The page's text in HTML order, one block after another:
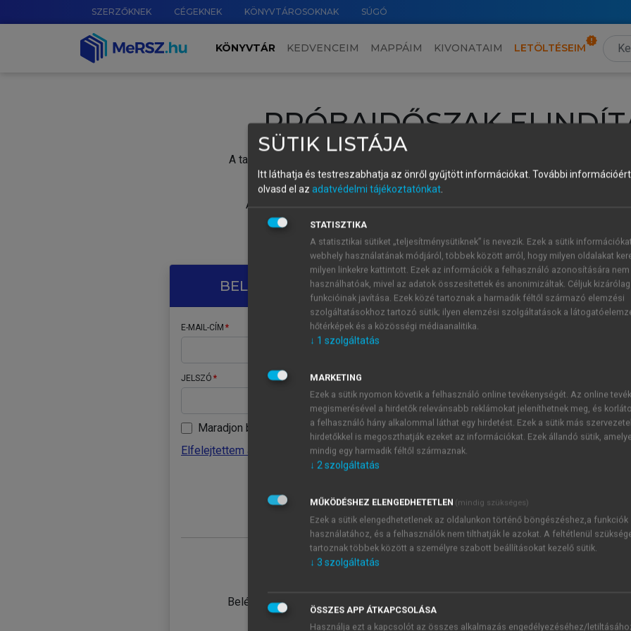
SZERZŐKNEK CÉGEKNEK KÖNYVTÁROSOKNAK SÚGÓ
KÖNYVTÁR KEDVENCEIM MAPPÁIM KIVONATAIM LETÖLTÉSEIM
PRÓBAIDŐSZAK
A tartalom megtekintéséhez lépj be a saját fiókoddal, iskolai azonosítóddal vagy
Új felhasználóként1 óra díjmentes hozzáférésrevagy
A próbaidőszak elindításához,
vagy hozz
A regisztráció után a
BELÉPÉS SAJÁT FIÓKKAL
E-MAIL-CÍM
JELSZÓ
Maradjon belépve
Elfelejtettem a jelszavamat
Belépés intézményi azonosítóval
ÚJ FIÓK
1 óra
JELSZÓ
Kérek értesítést a MeRSZ
Kérek értesítést az
SÜTIK LISTÁJA
Itt láthatja és testreszabhatja az önről gyűjtött információkat. További
olvasd el az adatvédelmi tájékoztatónkat.
STATISZTIKA
A statisztikai sütiket „teljesítménysütiknek” is nevezik. Ezek a sütik
webhely használatának módjáról, többek között arról, hogy milyen oldalakat
milyen linkekre kattintott. Ezek az információk a felhasználó azonosítására nem
használhatóak, mivel az adatok összesítettek és anonimizáltak. Céljuk
funkcióinak javítása. Ezek közé tartoznak a harmadik féltől származó elemzési
szolgáltatásokhoz tartozó sütik; ilyen elemzési szolgáltatások a
hőtérképek és a közösségi médiaanalitika.
↓ 1 szolgáltatás
MARKETING
Ezek a sütik nyomon követik a felhasználó online tevékenységét. Az online
megismerésével a hirdetők relevánsabb reklámokat jeleníthetnek meg, és
a felhasználó hány alkalommal láthat egy hirdetést. Ezek a sütik más
hirdetőkkel is megoszthatják ezeket az információkat. Ezek állandó sütik,
mindig egy harmadik féltől származnak.
↓ 2szolgáltatás
MŰKÖDÉSHEZ ELENGEDHETETLEN (mindig szükséges)
Ezek a sütik elengedhetetlenek az oldalunkon történő böngészéshez,a funkciók
használatához, és a felhasználók nem tilthatják le azokat. A feltétlenül
tartoznak többek között a személyre szabott beállításokat kezelő sütik.
↓ 3 szolgáltatás
ÖSSZES APP ÁTKAPCSOLÁSA
Használja ezt a kapcsolót az összes alkalmazás engedélyezéséhez/